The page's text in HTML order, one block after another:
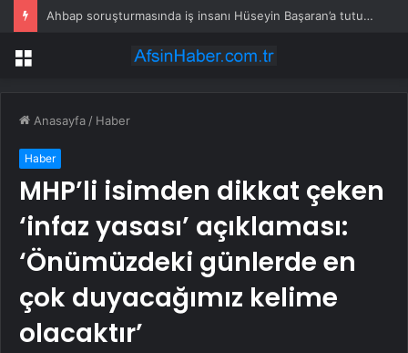
Ahbap soruşturmasında iş insanı Hüseyin Başaran’a tutuklama talebi
Menü
Anasayfa / Haber
Haber
MHP’li isimden dikkat çeken
‘infaz yasası’ açıklaması:
‘Önümüzdeki günlerde en
çok duyacağımız kelime
olacaktır’